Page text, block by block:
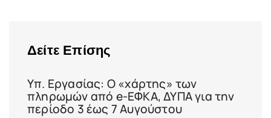
Δείτε Επίσης
Υπ. Εργασίας: Ο «χάρτης» των
πληρωμών από e-ΕΦΚΑ, ΔΥΠΑ για την
περίοδο 3 έως 7 Αυγούστου